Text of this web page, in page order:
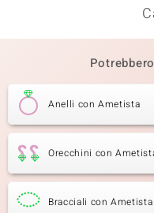
Anelli con Ametista
Orecchini con
Bracciali con Ametista